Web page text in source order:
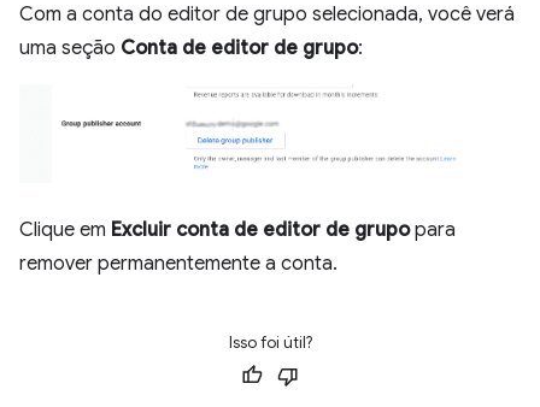
Com a conta do editor de grupo selecionada, você verá
uma seção Conta de editor de grupo:
Clique em Excluir conta de editor de grupopara
remover permanentemente a conta.
Isso foi útil?